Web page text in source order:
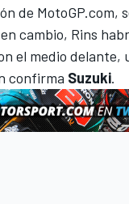
de MotoGP.com,
cambio, Rins
el medio delante,
confirma Suzuki.